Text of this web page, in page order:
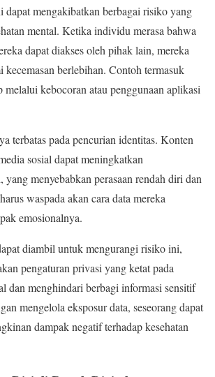
dapat mengakibatkan berbagai risiko yang
mental. Ketika individu merasa bahwa
dapat diakses oleh pihak lain, mereka
berlebihan. Contoh termasuk
melalui kebocoran atau penggunaan aplikasi
terbatas pada pencurian identitas. Konten
sosial dapat meningkatkan
yang menyebabkan perasaan rendah diri dan
waspada akan cara data mereka
emosionalnya.
diambil untuk mengurangi risiko ini,
pengaturan privasi yang ketat pada
dan menghindari berbagi informasi sensitif
mengelola eksposur data, seseorang dapat
dampak negatif terhadap kesehatan